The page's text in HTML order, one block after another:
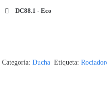
DC88.1 - Eco
Categoría: Ducha Etiqueta: